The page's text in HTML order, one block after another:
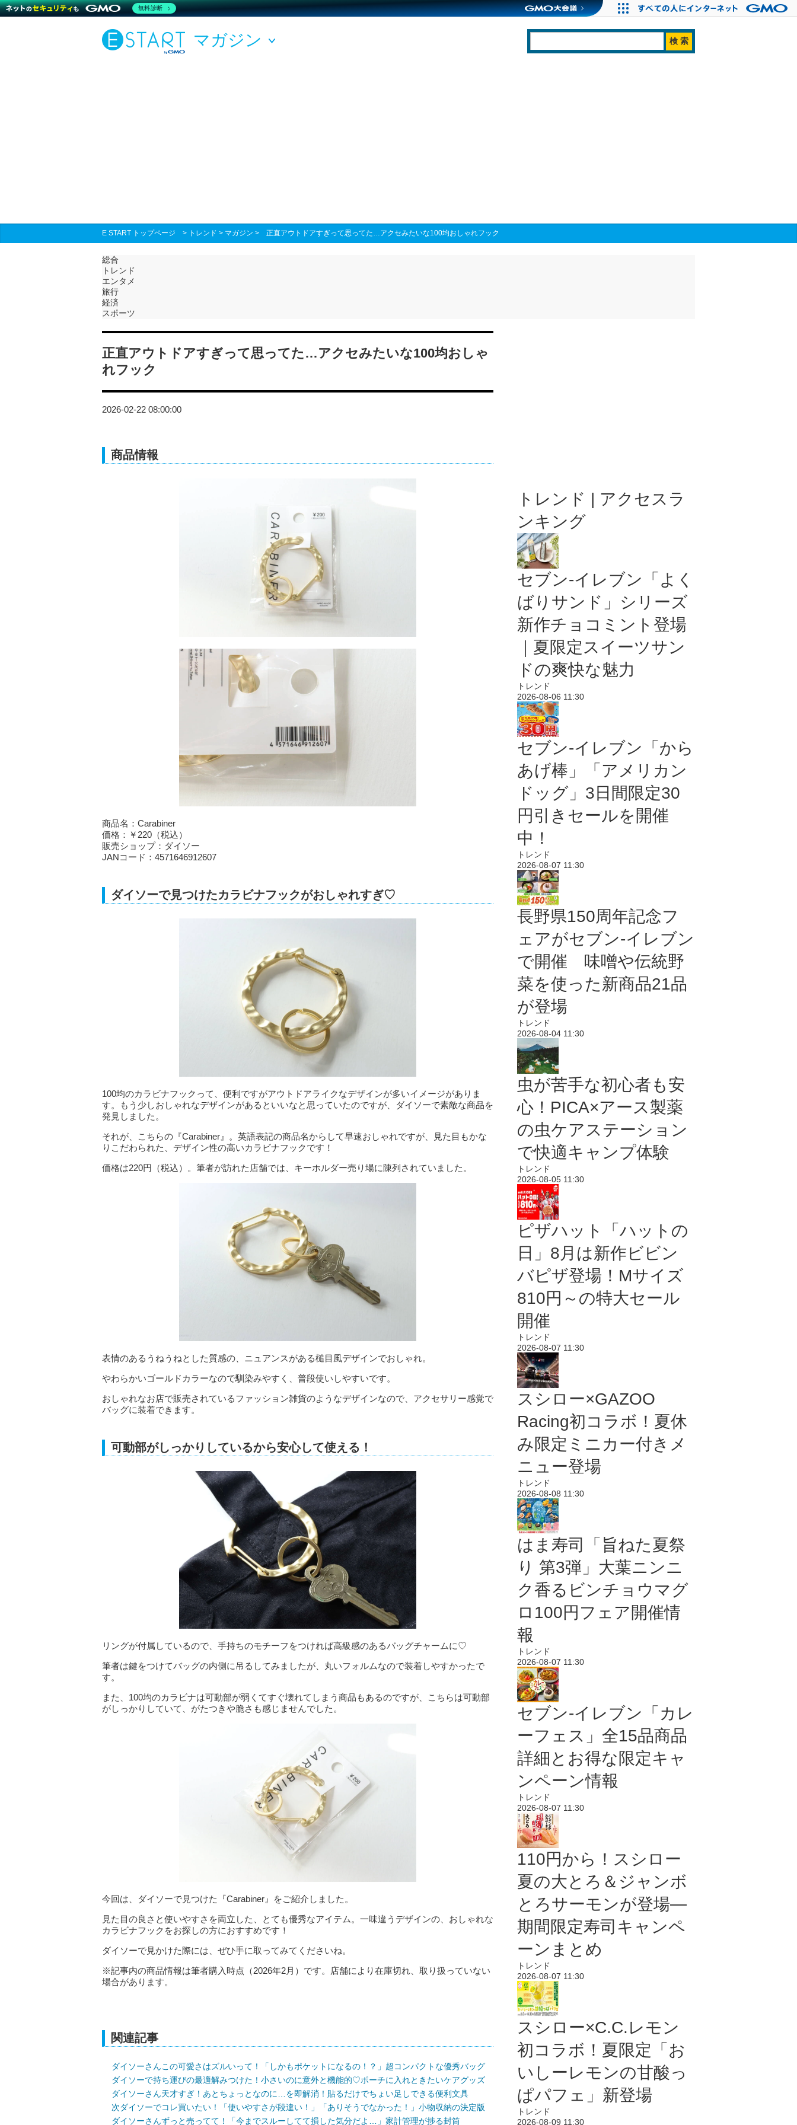
マガジン
E START トップページ > トレンド > マガジン > 正直アウトドアすぎって思ってた…アクセみたいな100均おしゃれフック
総合
トレンド
エンタメ
旅行
経済
スポーツ
正直アウトドアすぎって思ってた…アクセみたいな100均おしゃ
れフック
2026-02-22 08:00:00
商品情報
商品名：Carabiner
価格：￥220（税込）
販売ショップ：ダイソー
JANコード：4571646912607
ダイソーで見つけたカラビナフックがおしゃれすぎ♡
100均のカラビナフックって、便利ですがアウトドアライクなデザインが多いイメージがありま
す。もう少しおしゃれなデザインがあるといいなと思っていたのですが、ダイソーで素敵な商品を
発見しました。
それが、こちらの『Carabiner』。英語表記の商品名からして早速おしゃれですが、見た目もかな
りこだわられた、デザイン性の高いカラビナフックです！
価格は220円（税込）。筆者が訪れた店舗では、キーホルダー売り場に陳列されていました。
表情のあるうねうねとした質感の、ニュアンスがある槌目風デザインでおしゃれ。
やわらかいゴールドカラーなので馴染みやすく、普段使いしやすいです。
おしゃれなお店で販売されているファッション雑貨のようなデザインなので、アクセサリー感覚で
バッグに装着できます。
可動部がしっかりしているから安心して使える！
リングが付属しているので、手持ちのモチーフをつければ高級感のあるバッグチャームに♡
筆者は鍵をつけてバッグの内側に吊るしてみましたが、丸いフォルムなので装着しやすかったで
す。
また、100均のカラビナは可動部が弱くてすぐ壊れてしまう商品もあるのですが、こちらは可動部
がしっかりしていて、がたつきや脆さも感じませんでした。
今回は、ダイソーで見つけた『Carabiner』をご紹介しました。
見た目の良さと使いやすさを両立した、とても優秀なアイテム。一味違うデザインの、おしゃれな
カラビナフックをお探しの方におすすめです！
ダイソーで見かけた際には、ぜひ手に取ってみてくださいね。
※記事内の商品情報は筆者購入時点（2026年2月）です。店舗により在庫切れ、取り扱っていない
場合があります。
関連記事
ダイソーさんこの可愛さはズルいって！「しかもポケットになるの！？」超コンパクトな優秀バッグ
ダイソーで持ち運びの最適解みつけた！小さいのに意外と機能的♡ポーチに入れときたいケアグッズ
ダイソーさん天才すぎ！あとちょっとなのに…を即解消！貼るだけでちょい足しできる便利文具
次ダイソーでコレ買いたい！「使いやすさが段違い！」「ありそうでなかった！」小物収納の決定版
ダイソーさんずっと売ってて！「今までスルーしてて損した気分だよ…」家計管理が捗る封筒
トレンド | アクセスラ
ンキング
セブン‐イレブン「よく
ばりサンド」シリーズ
新作チョコミント登場
｜夏限定スイーツサン
ドの爽快な魅力
トレンド
2026-08-06 11:30
セブン‐イレブン「から
あげ棒」「アメリカン
ドッグ」3日間限定30
円引きセールを開催
中！
トレンド
2026-08-07 11:30
長野県150周年記念フ
ェアがセブン-イレブン
で開催 味噌や伝統野
菜を使った新商品21品
が登場
トレンド
2026-08-04 11:30
虫が苦手な初心者も安
心！PICA×アース製薬
の虫ケアステーション
で快適キャンプ体験
トレンド
2026-08-05 11:30
ピザハット「ハットの
日」8月は新作ビビン
バピザ登場！Mサイズ
810円～の特大セール
開催
トレンド
2026-08-07 11:30
スシロー×GAZOO
Racing初コラボ！夏休
み限定ミニカー付きメ
ニュー登場
トレンド
2026-08-08 11:30
はま寿司「旨ねた夏祭
り 第3弾」大葉ニンニ
ク香るビンチョウマグ
ロ100円フェア開催情
報
トレンド
2026-08-07 11:30
セブン‐イレブン「カレ
ーフェス」全15品商品
詳細とお得な限定キャ
ンペーン情報
トレンド
2026-08-07 11:30
110円から！スシロー
夏の大とろ＆ジャンボ
とろサーモンが登場―
期間限定寿司キャンペ
ーンまとめ
トレンド
2026-08-07 11:30
スシロー×C.C.レモン
初コラボ！夏限定「お
いしーレモンの甘酸っ
ぱパフェ」新登場
トレンド
2026-08-09 11:30
無料診断